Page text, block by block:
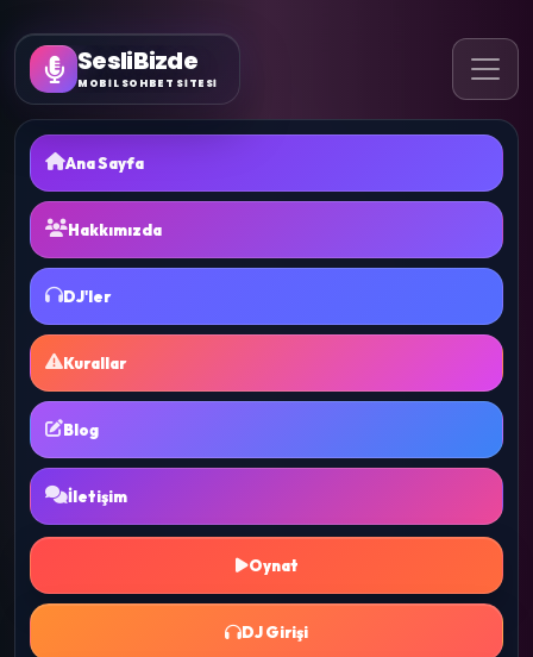
SesliBizde
MOBİL SOHBET SİTESİ
Ana Sayfa
Hakkımızda
DJ'ler
Kurallar
Blog
İletişim
Oynat
DJ Girişi